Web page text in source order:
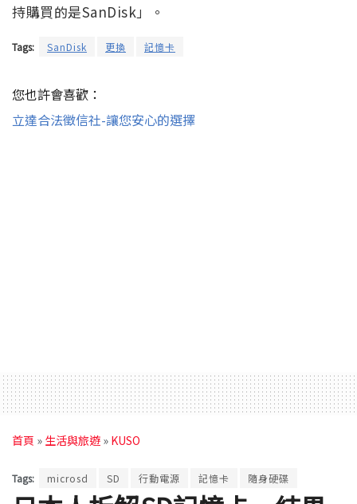
持購買的是SanDisk」。
Tags: SanDisk 更換 記憶卡
您也許會喜歡：
立達合法徵信社-讓您安心的選擇
首頁 » 生活與旅遊 » KUSO
Tags: microsd SD 行動電源 記憶卡 隨身硬碟